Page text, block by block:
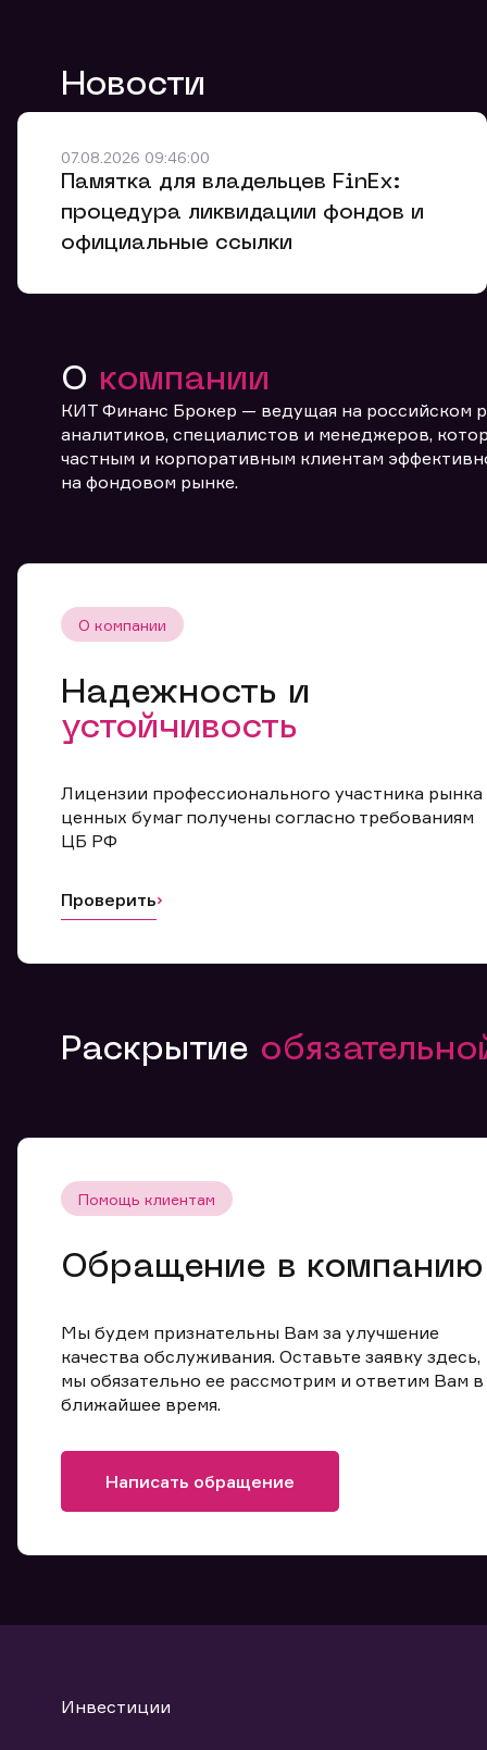
Новости
07.08.2026 09:46:00
Памятка для владельцев FinEx:
процедура ликвидации фондов и
официальные ссылки
О компании
КИТ Финанс Брокер — ведущая на российском
аналитиков, специалистов и менеджеров,
частным и корпоративным клиентам
на фондовом рынке.
О компании
Надежность и
устойчивость
Лицензии профессионального участника рынка
ценных бумаг получены согласно требованиям
ЦБ РФ
Проверить
Раскрытие
Помощь клиентам
Обращение в компанию
Мы будем признательны Вам за улучшение
качества обслуживания. Оставьте заявку здесь,
мы обязательно ее рассмотрим и ответим Вам в
ближайшее время.
Написать обращение
Инвестиции
Ваше